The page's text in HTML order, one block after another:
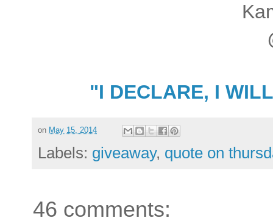
"I DECLARE, I WILL
on May 15, 2014
Labels: giveaway, quote on
46 comments: